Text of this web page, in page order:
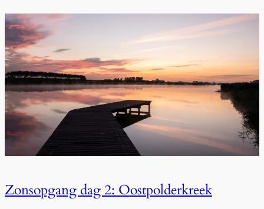
Zonsopgang dag 2: Oostpolderkreek